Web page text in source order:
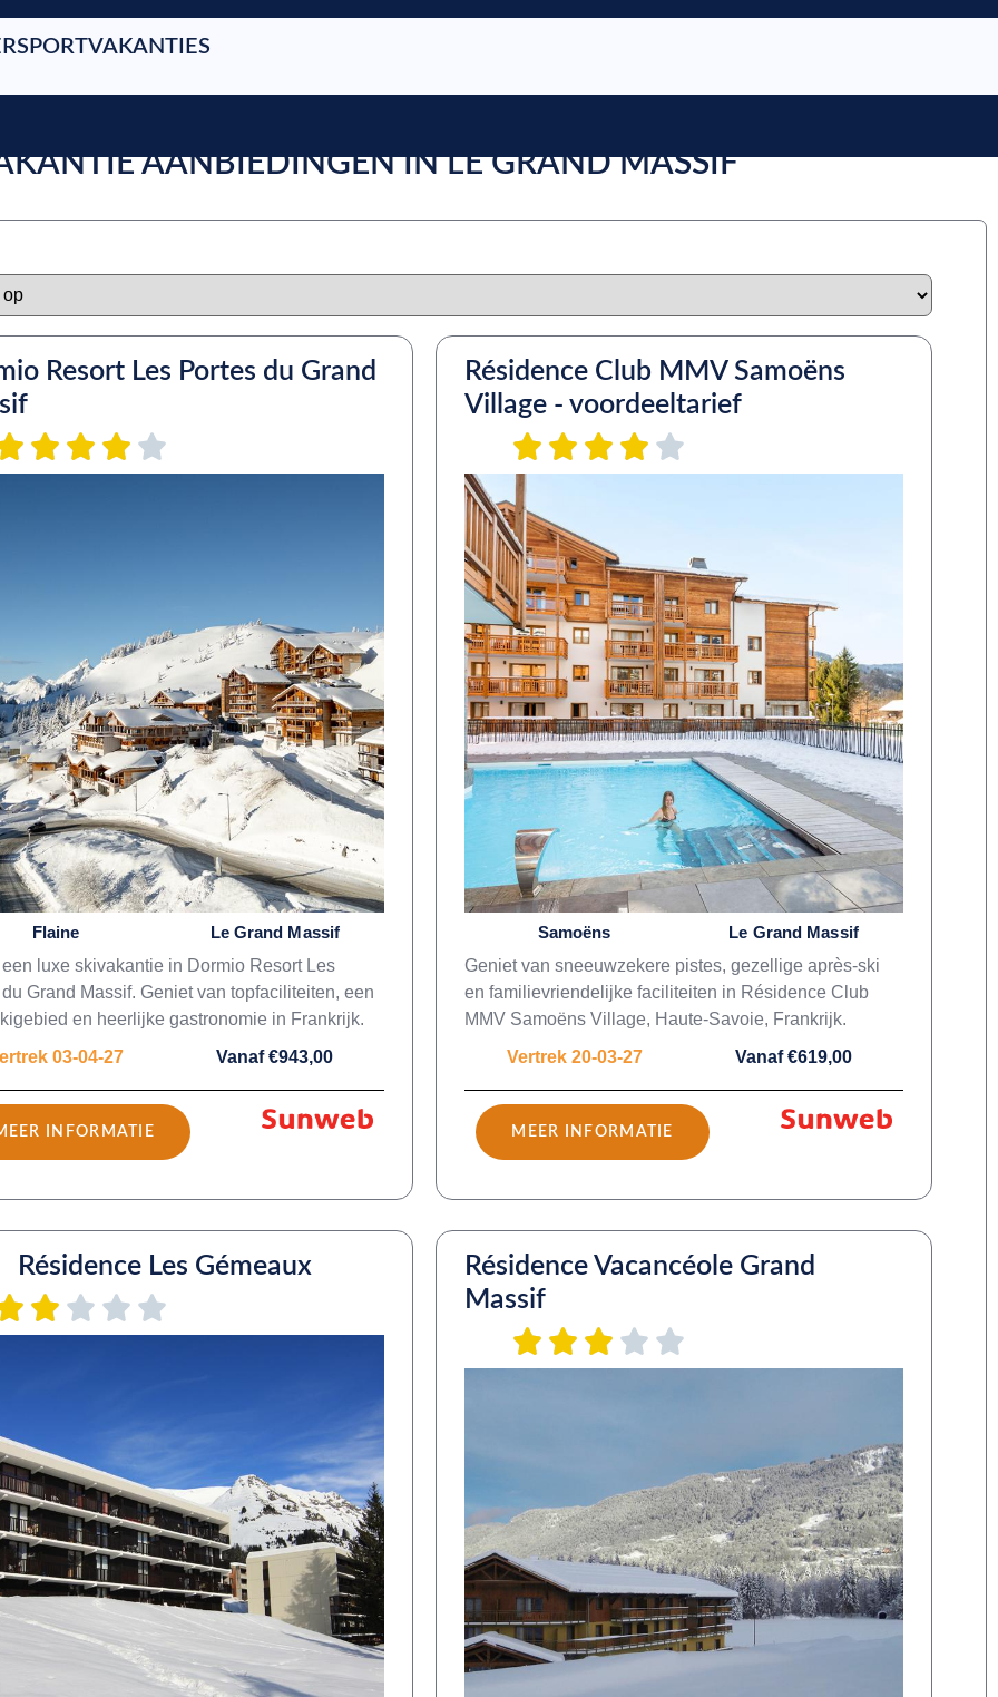
AANBIEDINGEN IN LE GRAND MASSIF
Resort Les Portes du Grand
Flaine
Le Grand Massif
luxe skivakantie in Dormio Resort Les
Grand Massif. Geniet van topfaciliteiten, een
en heerlijke gastronomie in Frankrijk.
03-04-27
Vanaf €943,00
INFORMATIE
Résidence Club MMV Samoëns
Village - voordeeltarief
Samoëns
Le Grand Massif
Geniet van sneeuwzekere pistes, gezellige après-ski
en familievriendelijke faciliteiten in Résidence Club
MMV Samoëns Village, Haute-Savoie, Frankrijk.
Vertrek 20-03-27
Vanaf €619,00
MEER INFORMATIE
Résidence Les Gémeaux
Résidence Vacancéole Grand
Massif